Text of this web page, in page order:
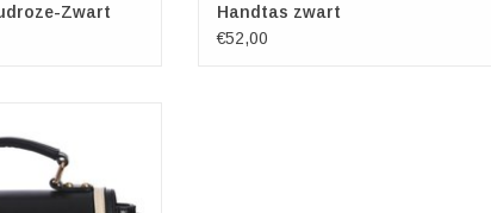
Zwart
Handtas zwart
€52,00
x 22cm x 11cm
WINKELWAGEN